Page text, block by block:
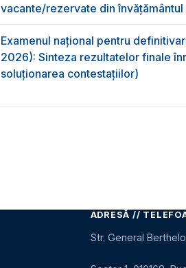
vacante/rezervate din
Examenul național pentru
2026): Sinteza rezultatelor finale
soluționarea contestațiilor)
ADRESĂ //
Str. General